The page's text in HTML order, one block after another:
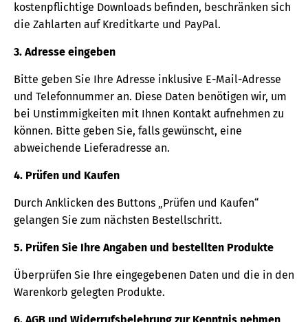
kostenpflichtige Downloads befinden, beschränken sich
die Zahlarten auf Kreditkarte und PayPal.
3. Adresse eingeben
Bitte geben Sie Ihre Adresse inklusive E-Mail-Adresse
und Telefonnummer an. Diese Daten benötigen wir, um
bei Unstimmigkeiten mit Ihnen Kontakt aufnehmen zu
können. Bitte geben Sie, falls gewünscht, eine
abweichende Lieferadresse an.
4. Prüfen und Kaufen
Durch Anklicken des Buttons „Prüfen und Kaufen“
gelangen Sie zum nächsten Bestellschritt.
5. Prüfen Sie Ihre Angaben und bestellten Produkte
Überprüfen Sie Ihre eingegebenen Daten und die in den
Warenkorb gelegten Produkte.